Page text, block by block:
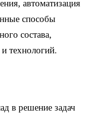
автоматизация
способы
состава,
технологий.
в решение задач